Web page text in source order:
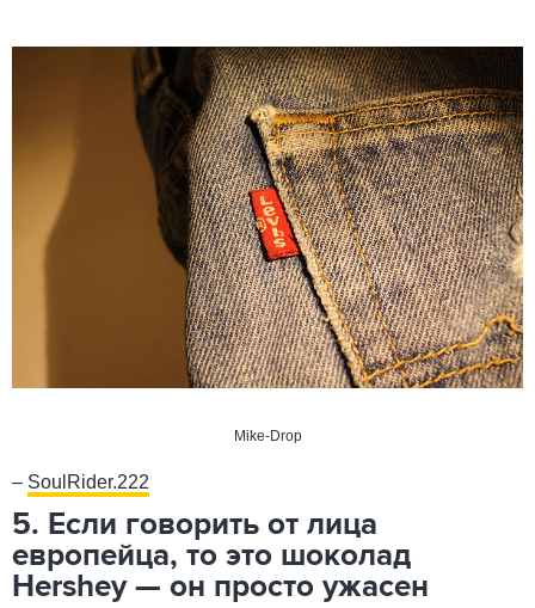
Mike-Drop
– SoulRider.222
5. Если говорить от лица
европейца, то это шоколад
Hershey — он просто ужасен